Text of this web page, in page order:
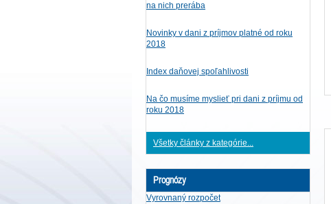
na nich prerába
Novinky v dani z príjmov platné od roku
2018
Index daňovej spoľahlivosti
Na čo musíme myslieť pri dani z príjmu od
roku 2018
Všetky články z kategórie...
Prognózy
Vyrovnaný rozpočet